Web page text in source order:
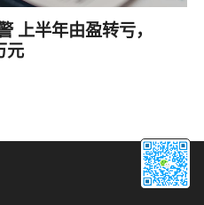
上半年由盈转亏，
元